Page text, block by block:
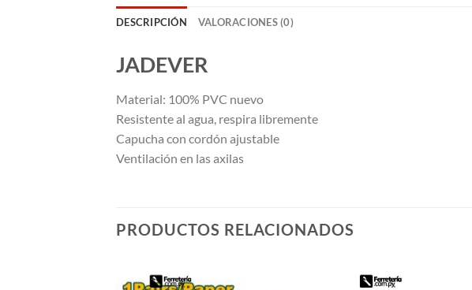
DESCRIPCIÓN VALORACIONES (0)
JADEVER
Material: 100% PVC nuevo
Resistente al agua, respira libremente
Capucha con cordón ajustable
Ventilación en las axilas
PRODUCTOS RELACIONADOS